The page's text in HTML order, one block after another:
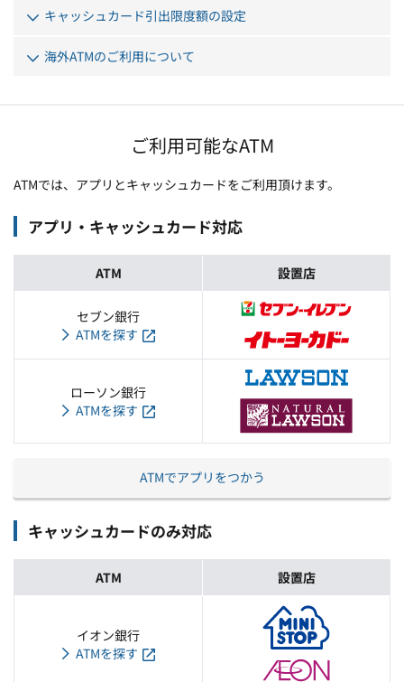
キャッシュカード引出限度額の設定
海外ATMのご利用について
ご利用可能なATM
ATMでは、アプリとキャッシュカードをご利用頂けます。
アプリ・キャッシュカード対応
ATM 設置店
セブン銀行
ATMを探す
ローソン銀行
ATMを探す
ATMでアプリをつかう
キャッシュカードのみ対応
ATM 設置店
イオン銀行
ATMを探す